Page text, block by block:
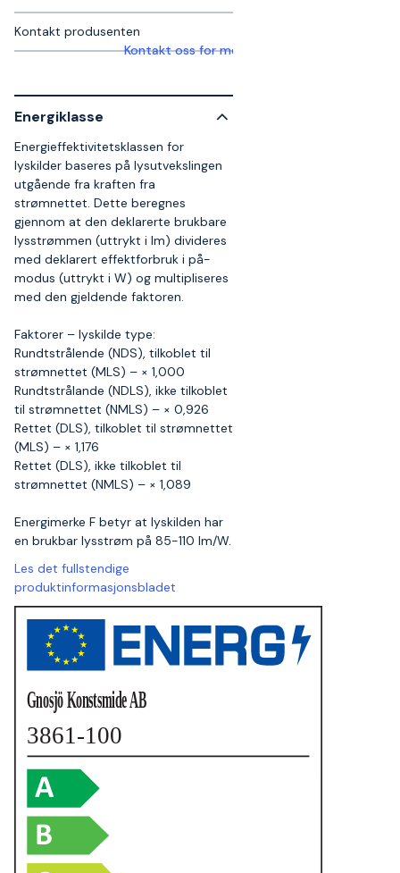
Kontakt produsenten
Kontakt oss for mer informasjon
Energiklasse
Energieffektivitetsklassen for
lyskilder baseres på lysutvekslingen
utgående fra kraften fra
strømnettet. Dette beregnes
gjennom at den deklarerte brukbare
lysstrømmen (uttrykt i lm) divideres
med deklarert effektforbruk i på-
modus (uttrykt i W) og multipliseres
med den gjeldende faktoren.
Faktorer – lyskilde type:
Rundtstrålende (NDS), tilkoblet til
strømnettet (MLS) – × 1,000
Rundtstrålande (NDLS), ikke tilkoblet
til strømnettet (NMLS) – × 0,926
Rettet (DLS), tilkoblet til strømnettet
(MLS) – × 1,176
Rettet (DLS), ikke tilkoblet til
strømnettet (NMLS) – × 1,089
Energimerke F betyr at lyskilden har
en brukbar lysstrøm på 85-110 lm/W.
Les det fullstendige
produktinformasjonsbladet